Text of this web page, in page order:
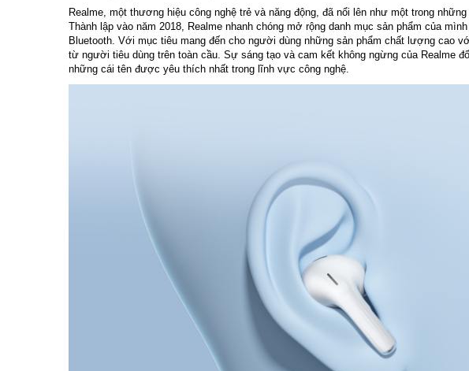
Realme, một thương hiệu công nghệ trẻ và năng động, đã nổi lên như một trong
Thành lập vào năm 2018, Realme nhanh chóng mở rộng danh mục sản phẩm của
Bluetooth. Với mục tiêu mang đến cho người dùng những sản phẩm chất lượng cao
từ người tiêu dùng trên toàn cầu. Sự sáng tạo và cam kết không ngừng của Realme
những cái tên được yêu thích nhất trong lĩnh vực công nghệ.